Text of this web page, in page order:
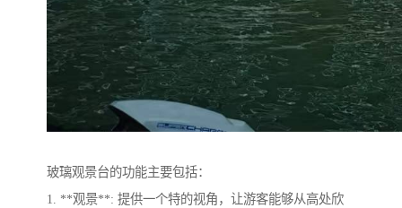
玻璃观景台的功能主要包括：
1. **观景**: 提供一个特的视角，让游客能够从高处欣